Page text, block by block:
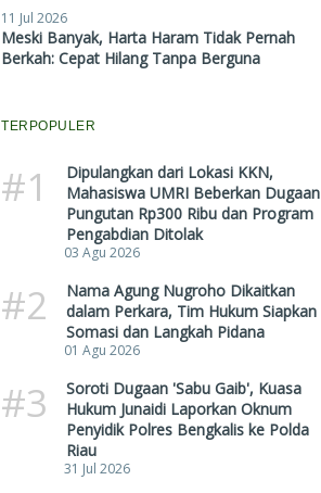
11 Jul 2026
Meski Banyak, Harta Haram Tidak Pernah
Berkah: Cepat Hilang Tanpa Berguna
TERPOPULER
#1
Dipulangkan dari Lokasi KKN,
Mahasiswa UMRI Beberkan Dugaan
Pungutan Rp300 Ribu dan Program
Pengabdian Ditolak
03 Agu 2026
#2
Nama Agung Nugroho Dikaitkan
dalam Perkara, Tim Hukum Siapkan
Somasi dan Langkah Pidana
01 Agu 2026
#3
Soroti Dugaan 'Sabu Gaib', Kuasa
Hukum Junaidi Laporkan Oknum
Penyidik Polres Bengkalis ke Polda
Riau
31 Jul 2026